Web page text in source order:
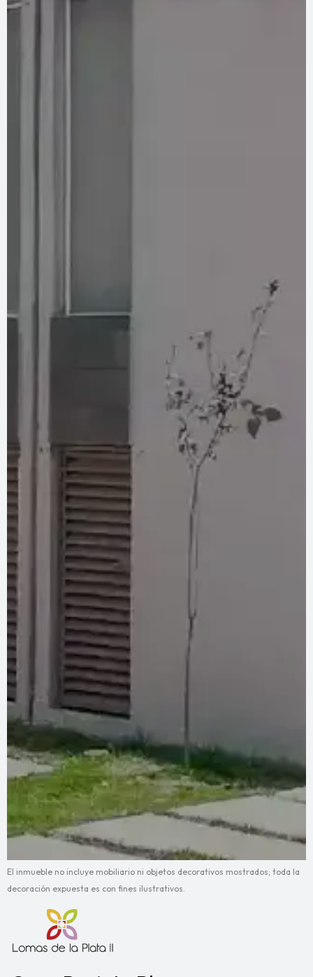
El inmueble no incluye mobiliario ni objetos decorativos mostrados; toda la
decoración expuesta es con fines ilustrativos.